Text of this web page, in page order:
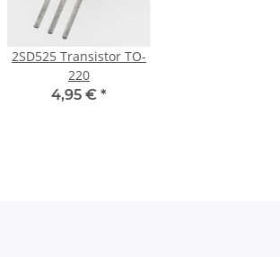
2SD525 Transistor TO-
220
4,95 € *